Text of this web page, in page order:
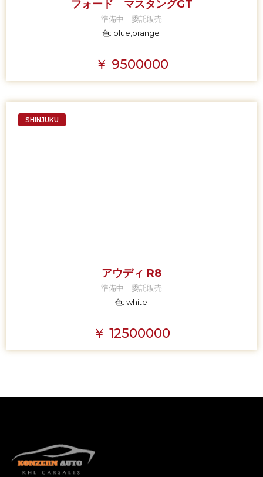
フォード マスタングGT
準備中 委託販売
色: blue,orange
￥ 9500000
SHINJUKU
アウディ R8
準備中 委託販売
色: white
￥ 12500000